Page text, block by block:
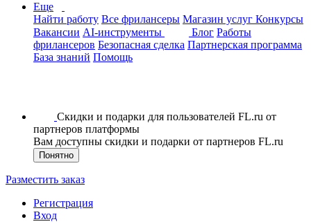
Еще
Найти работу Все фрилансеры Магазин услуг Конкурсы
Вакансии AI-инструменты Блог Работы
фрилансеров Безопасная сделка Партнерская программа
База знаний Помощь
Скидки и подарки для пользователей FL.ru от
партнеров платформы
Вам доступны скидки и подарки от партнеров FL.ru
Понятно
Разместить заказ
Регистрация
Вход